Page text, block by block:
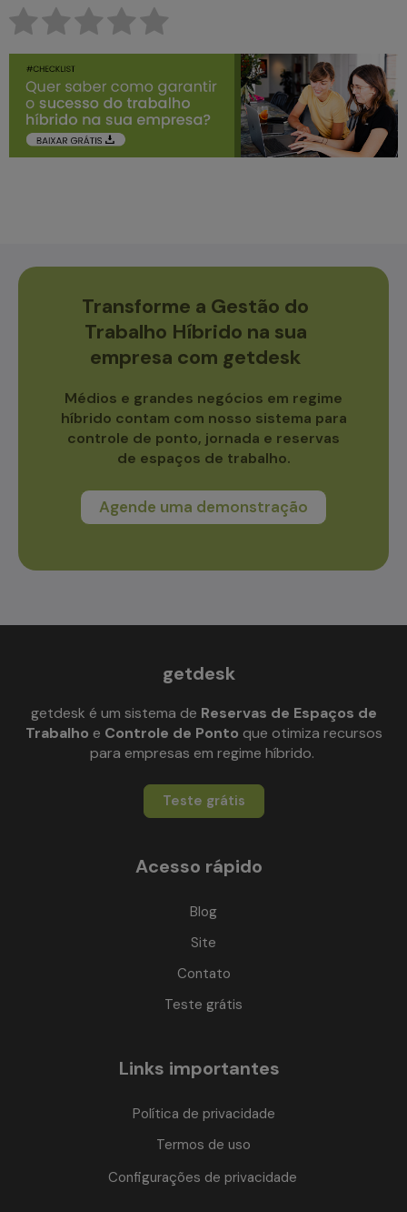
Transforme a Gestão do
Trabalho Híbrido na sua
empresa com getdesk
Médios e grandes negócios em regime
híbrido contam com nosso sistema para
controle de ponto, jornada e reservas
de espaços de trabalho.
Agende uma demonstração
getdesk
getdesk é um sistema de Reservas de Espaços de
Trabalho e Controle de Ponto que otimiza recursos
para empresas em regime híbrido.
Teste grátis
Acesso rápido
Blog
Site
Contato
Teste grátis
Links importantes
Política de privacidade
Termos de uso
Configurações de privacidade